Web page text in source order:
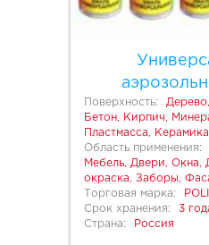
Поверхность:
Бетон, Кирпич,
Пластмасса, Керамика
Область применения:
Мебель, Двери, Окна,
окраска, Заборы,
Торговая марка:
Срок хранения:
3
Страна:
Россия